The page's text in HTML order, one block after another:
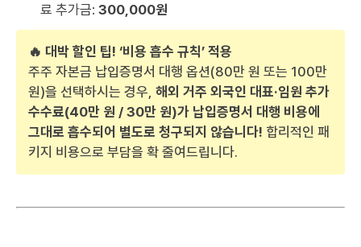
료 추가금: 300,000원
🔥 대박 할인 팁! ‘비용 흡수 규칙’ 적용
주주 자본금 납입증명서 대행 옵션(80만 원 또는 100만
원)을 선택하시는 경우, 해외 거주 외국인 대표·임원 추가
수수료(40만 원 / 30만 원)가 납입증명서 대행 비용에
그대로 흡수되어 별도로 청구되지 않습니다! 합리적인 패
키지 비용으로 부담을 확 줄여드립니다.